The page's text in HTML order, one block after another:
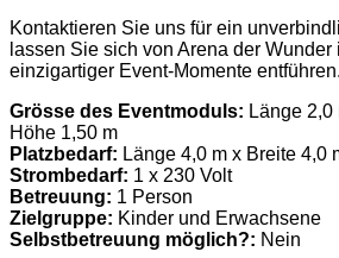
Kontaktieren Sie uns für ein
lassen Sie sich von Arena der
einzigartiger Event-Momente entführen.
Grösse des Eventmoduls: Länge
Höhe 1,50 m
Platzbedarf: Länge 4,0 m x Breite 4,0
Strombedarf: 1 x 230 Volt
Betreuung: 1 Person
Zielgruppe: Kinder und Erwachsene
Selbstbetreuung möglich?: Nein